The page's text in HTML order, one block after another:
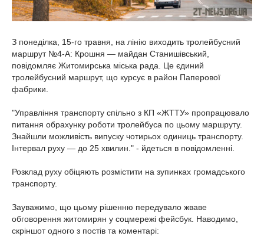
З понеділка, 15-го травня, на лінію виходить тролейбусний
маршрут №4-А: Крошня — майдан Станишівський,
повідомляє Житомирська міська рада. Це єдиний
тролейбусний маршрут, що курсує в район Паперової
фабрики.
"Управління транспорту спільно з КП «ЖТТУ» пропрацювало
питання обрахунку роботи тролейбуса по цьому маршруту.
Знайшли можливість випуску чотирьох одиниць транспорту.
Інтервал руху — до 25 хвилин." - йдеться в повідомленні.
Розклад руху обіцяють розмістити на зупинках громадського
транспорту.
Зауважимо, що цьому рішенню передувало жваве
обговорення житомирян у соцмережі фейсбук. Наводимо,
скріншот одного з постів та коментарі: